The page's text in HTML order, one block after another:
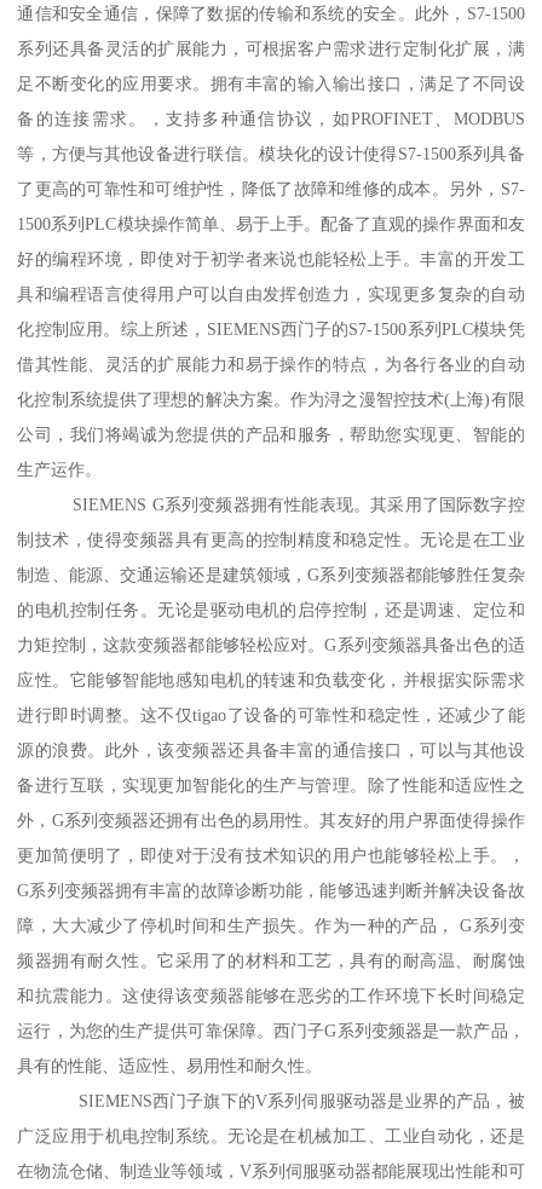
通信和安全通信，保障了数据的传输和系统的安全。此外，S7-1500
系列还具备灵活的扩展能力，可根据客户需求进行定制化扩展，满
足不断变化的应用要求。拥有丰富的输入输出接口，满足了不同设
备的连接需求。，支持多种通信协议，如PROFINET、MODBUS
等，方便与其他设备进行联信。模块化的设计使得S7-1500系列具备
了更高的可靠性和可维护性，降低了故障和维修的成本。另外，S7-
1500系列PLC模块操作简单、易于上手。配备了直观的操作界面和友
好的编程环境，即使对于初学者来说也能轻松上手。丰富的开发工
具和编程语言使得用户可以自由发挥创造力，实现更多复杂的自动
化控制应用。综上所述，SIEMENS西门子的S7-1500系列PLC模块凭
借其性能、灵活的扩展能力和易于操作的特点，为各行各业的自动
化控制系统提供了理想的解决方案。作为浔之漫智控技术(上海)有限
公司，我们将竭诚为您提供的产品和服务，帮助您实现更、智能的
生产运作。
SIEMENS G系列变频器拥有性能表现。其采用了国际数字控
制技术，使得变频器具有更高的控制精度和稳定性。无论是在工业
制造、能源、交通运输还是建筑领域，G系列变频器都能够胜任复杂
的电机控制任务。无论是驱动电机的启停控制，还是调速、定位和
力矩控制，这款变频器都能够轻松应对。G系列变频器具备出色的适
应性。它能够智能地感知电机的转速和负载变化，并根据实际需求
进行即时调整。这不仅tigao了设备的可靠性和稳定性，还减少了能
源的浪费。此外，该变频器还具备丰富的通信接口，可以与其他设
备进行互联，实现更加智能化的生产与管理。除了性能和适应性之
外，G系列变频器还拥有出色的易用性。其友好的用户界面使得操作
更加简便明了，即使对于没有技术知识的用户也能够轻松上手。，
G系列变频器拥有丰富的故障诊断功能，能够迅速判断并解决设备故
障，大大减少了停机时间和生产损失。作为一种的产品， G系列变
频器拥有耐久性。它采用了的材料和工艺，具有的耐高温、耐腐蚀
和抗震能力。这使得该变频器能够在恶劣的工作环境下长时间稳定
运行，为您的生产提供可靠保障。西门子G系列变频器是一款产品，
具有的性能、适应性、易用性和耐久性。
SIEMENS西门子旗下的V系列伺服驱动器是业界的产品，被
广泛应用于机电控制系统。无论是在机械加工、工业自动化，还是
在物流仓储、制造业等领域，V系列伺服驱动器都能展现出性能和可